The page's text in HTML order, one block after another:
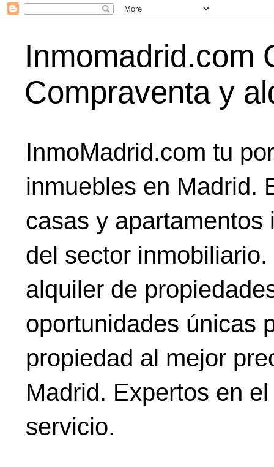
Inmomadrid.com
Compraventa y
InmoMadrid.com tu
inmuebles en Madrid.
casas y
del sector
alquiler de
oportunidades únicas
propiedad al mejor
Madrid. Expertos en
servicio.